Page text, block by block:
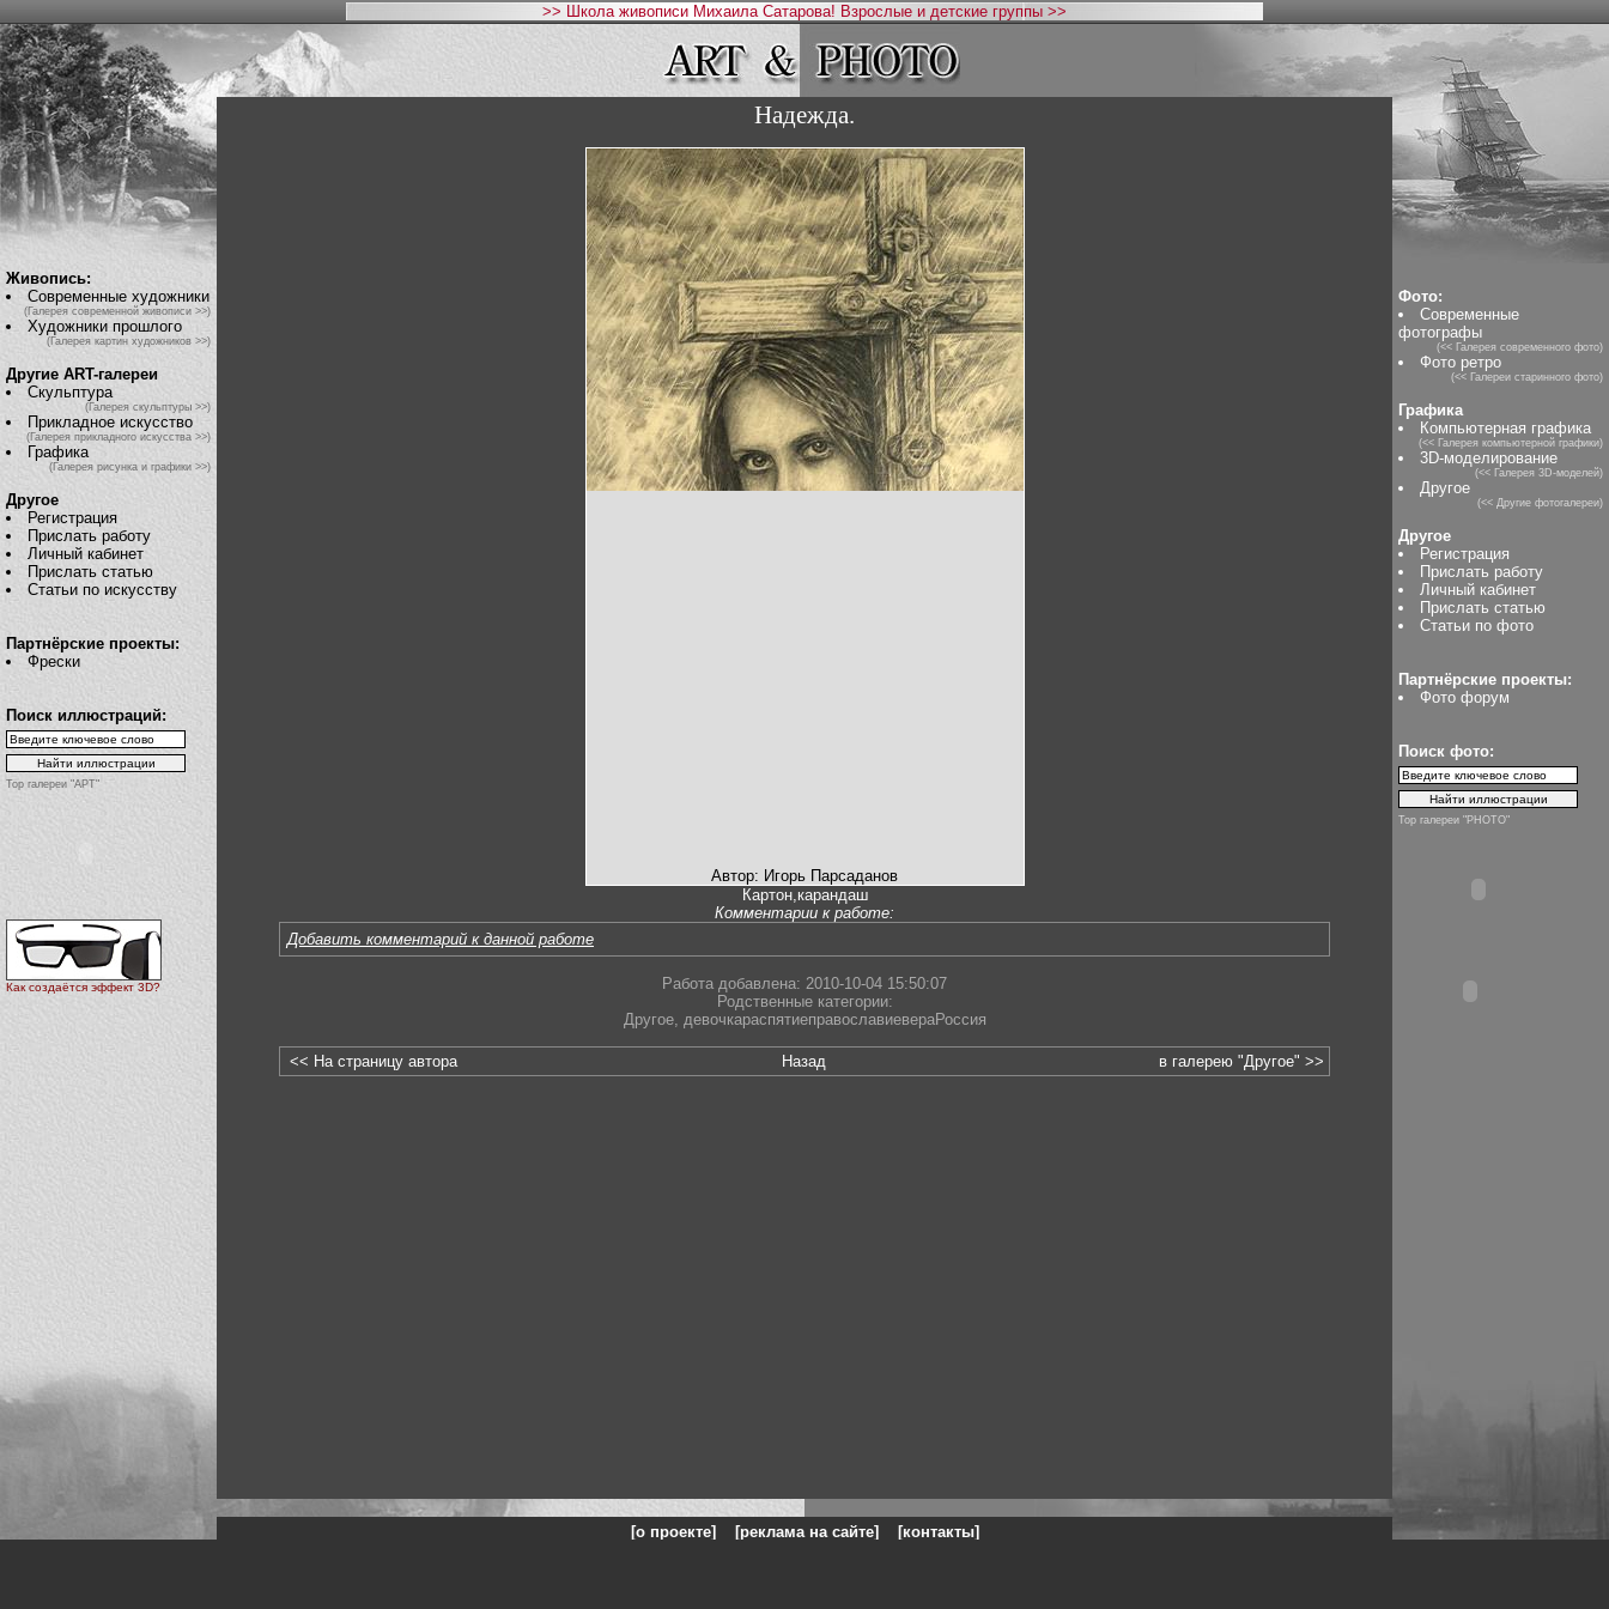
>> Школа живописи Михаила Сатарова! Взрослые и детские группы >>
Живопись:
Современные художники
(Галерея современной живописи >>)
Художники прошлого
(Галерея картин художников >>)
Другие ART-галереи
Скульптура
(Галерея скульптуры >>)
Прикладное искусство
(Галерея прикладного искусства >>)
Графика
(Галерея рисунка и графики >>)
Другое
Регистрация
Прислать работу
Личный кабинет
Прислать статью
Статьи по искусству
Партнёрские проекты:
Фрески
Поиск иллюстраций:
Top галереи "АРТ"
Как создаётся эффект 3D?
Надежда.
Автор: Игорь Парсаданов
Картон,карандаш
Комментарии к работе:
Добавить комментарий к данной работе
Работа добавлена: 2010-10-04 15:50:07
Родственные категории:
Другое, девочкараспятиеправославиевераРоссия
<< На страницу автора Назад в галерею "Другое" >>
Фото:
Современные
фотографы
(<< Галерея современного фото)
Фото ретро
(<< Галереи старинного фото)
Графика
Компьютерная графика
(<< Галерея компьютерной графики)
3D-моделирование
(<< Галерея 3D-моделей)
Другое
(<< Другие фотогалереи)
Другое
Регистрация
Прислать работу
Личный кабинет
Прислать статью
Статьи по фото
Партнёрские проекты:
Фото форум
Поиск фото:
Top галереи "PHOTO"
[о проекте] [реклама на сайте] [контакты]